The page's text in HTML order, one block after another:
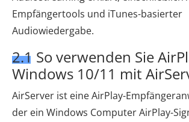
Empfängertools und iTunes-basierter
Audiowiedergabe.
2.1 So verwenden Sie
Windows 10/11 mit
AirServer ist eine AirPlay-
der ein Windows Computer AirPlay-